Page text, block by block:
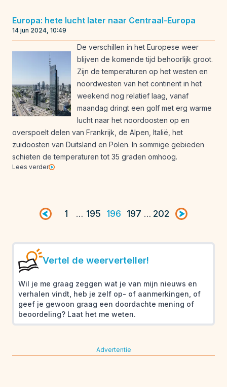
Europa: hete lucht later naar Centraal-Europa
14 jun 2024, 10:49
De verschillen in het Europese weer
blijven de komende tijd behoorlijk groot.
Zijn de temperaturen op het westen en
noordwesten van het continent in het
weekend nog relatief laag, vanaf
maandag dringt een golf met erg warme
lucht naar het noordoosten op en
overspoelt delen van Frankrijk, de Alpen, Italië, het
zuidoosten van Duitsland en Polen. In sommige gebieden
schieten de temperaturen tot 35 graden omhoog.
Lees verder
Vorige pagina
1 … 195 196 197 … 202 Volgende
Vertel de weerverteller!
Wil je me graag zeggen wat je van mijn nieuws en
verhalen vindt, heb je zelf op- of aanmerkingen, of
geef je gewoon graag een doordachte mening of
beoordeling? Laat het me weten.
Advertentie